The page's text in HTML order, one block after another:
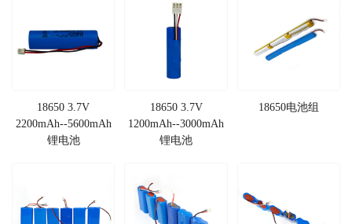
18650 3.7V
2200mAh--5600mAh
锂电池
18650 3.7V
1200mAh--3000mAh
锂电池
18650电池组